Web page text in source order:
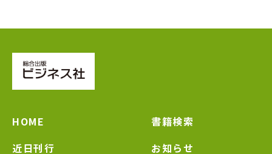
HOME
書籍検索
近日刊行
お知らせ